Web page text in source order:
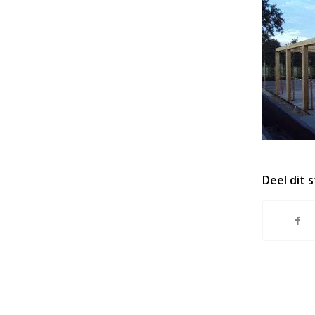
Deel dit